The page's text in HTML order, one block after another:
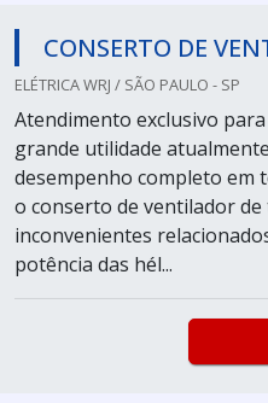
CONSERTO DE
ELÉTRICA WRJ / SÃO PAULO - SP
Atendimento exclusivo
grande utilidade
desempenho completo em
o conserto de ventilador
inconvenientes
potência das hél...